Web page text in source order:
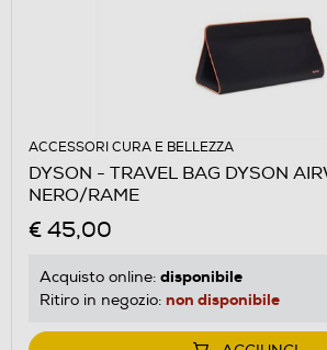
ACCESSORI CURA E BELLEZZA
DYSON - TRAVEL BAG DYSON
NERO/RAME
€ 45,00
Acquisto online: disponibile
Ritiro in negozio: non disponibile